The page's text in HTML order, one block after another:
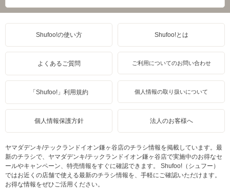
Shufoo!の使い方 Shufoo!とは
よくあるご質問 ご利用についてのお問い合わせ
「Shufoo!」利用規約 個人情報の取り扱いについて
個人情報保護方針 法人のお客様へ
ヤマダデンキ/テックランドイオン鎌ヶ谷店のチラシ情報を掲載しています。最
新のチラシで、ヤマダデンキ/テックランドイオン鎌ヶ谷店で実施中のお得なセ
ールやキャンペーン、特売情報をすぐに確認できます。 Shufoo!（シュフー）
ではお近くの店舗で使える最新のチラシ情報を、手軽にご確認いただけます。
お得な情報をぜひご活用ください。